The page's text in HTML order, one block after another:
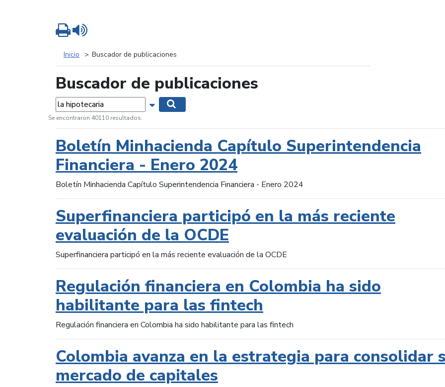
Inicio Buscador de publicaciones
Buscador de publicaciones
Palabras... Mostrar opciones de búsqueda
Se encontraron 40110 resultados.
Boletín Minhacienda Capítulo Superintendencia
Financiera - Enero 2024
Boletín Minhacienda Capítulo Superintendencia Financiera - Enero 2024
Superfinanciera participó en la más reciente
evaluación de la OCDE
Superfinanciera participó en la más reciente evaluación de la OCDE
Regulación financiera en Colombia ha sido
habilitante para las fintech
Regulación financiera en Colombia ha sido habilitante para las fintech
Colombia avanza en la estrategia para consolidar
mercado de capitales
Imprimir